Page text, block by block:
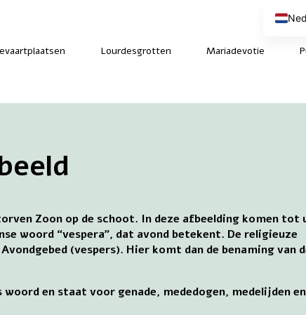
Lourdesgrotten Mariadevotie
Zoon op de schoot. In deze afbeelding komen tot
woord “vespera”, dat avond betekent. De religieuze
(vespers). Hier komt dan de benaming van
en staat voor genade, mededogen, medelijden en